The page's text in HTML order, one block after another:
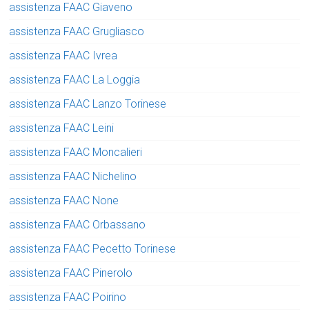
assistenza FAAC Giaveno
assistenza FAAC Grugliasco
assistenza FAAC Ivrea
assistenza FAAC La Loggia
assistenza FAAC Lanzo Torinese
assistenza FAAC Leini
assistenza FAAC Moncalieri
assistenza FAAC Nichelino
assistenza FAAC None
assistenza FAAC Orbassano
assistenza FAAC Pecetto Torinese
assistenza FAAC Pinerolo
assistenza FAAC Poirino